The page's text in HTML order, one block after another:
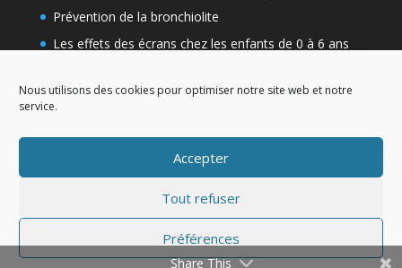
Nous utilisons des cookies pour optimiser notre site web et notre
service.
Accepter
Tout refuser
Préférences
Prévention de la bronchiolite
Les effets des écrans chez les enfants de 0 à 6 ans
Création Bernerd.com 2021
Share This